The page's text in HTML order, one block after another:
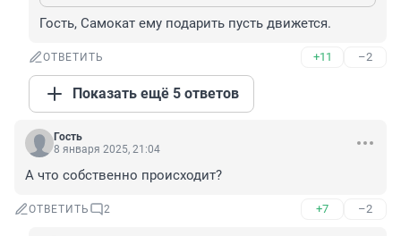
Гость, Самокат ему подарить пусть движется.
ОТВЕТИТЬ +11 –2
Показать ещё 5 ответов
Гость
8 января 2025, 21:04
А что собственно происходит?
ОТВЕТИТЬ 2 +7 –2